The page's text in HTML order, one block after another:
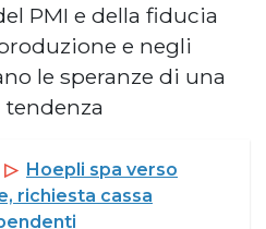
PMI e della fiducia
e negli
le speranze di una
▷ Hoepli spa verso
richiesta cassa